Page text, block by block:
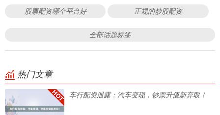
股票配资哪个平台好 正规的炒股配资
全部话题标签
热门文章
车行配资泄露：汽车变现，钞票升值新弃取！